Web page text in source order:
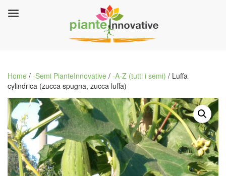
Home / -Semi PianteInnovative / -A-Z (tutti i semi) / Luffa
cylindrica (zucca spugna, zucca luffa)